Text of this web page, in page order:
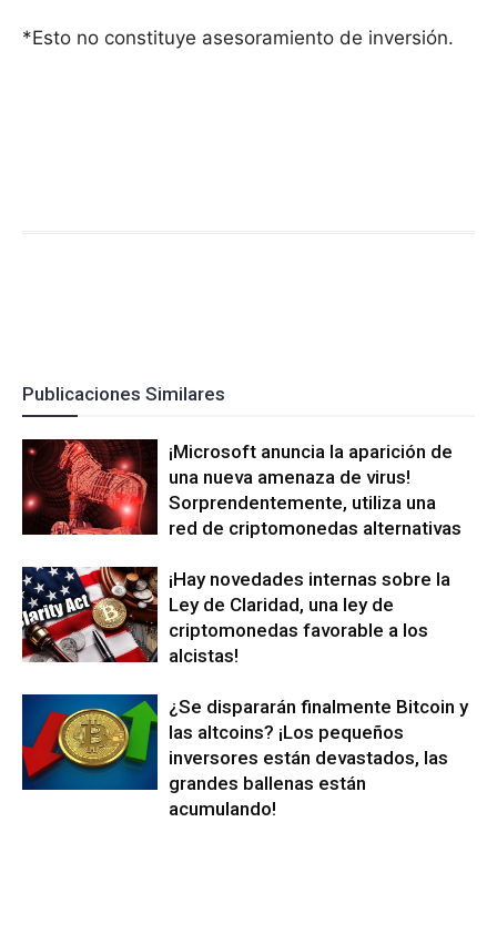
*Esto no constituye asesoramiento de inversión.
Publicaciones Similares
¡Microsoft anuncia la aparición de
una nueva amenaza de virus!
Sorprendentemente, utiliza una
red de criptomonedas alternativas
¡Hay novedades internas sobre la
Ley de Claridad, una ley de
criptomonedas favorable a los
alcistas!
¿Se dispararán finalmente Bitcoin y
las altcoins? ¡Los pequeños
inversores están devastados, las
grandes ballenas están
acumulando!